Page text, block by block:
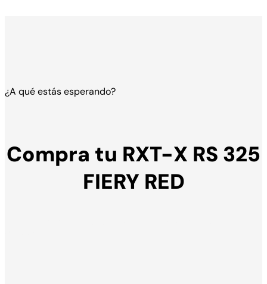
¿A qué estás esperando?
Compra tu RXT-X RS 325
FIERY RED